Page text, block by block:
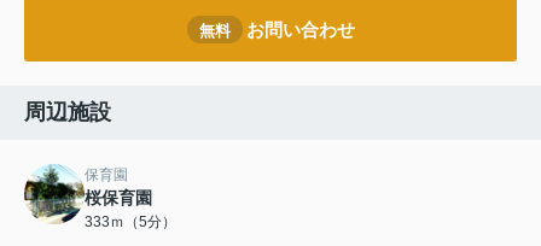
無料 お問い合わせ
周辺施設
保育園
桜保育園
333ｍ（5分）